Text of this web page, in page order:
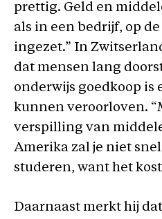
prettig. Geld en
als in een bedrijf, op
ingezet.” In
dat mensen lang
onderwijs goedkoop is
kunnen veroorloven.
verspilling van
Amerika zal je niet
studeren, want het
Daarnaast merkt hij